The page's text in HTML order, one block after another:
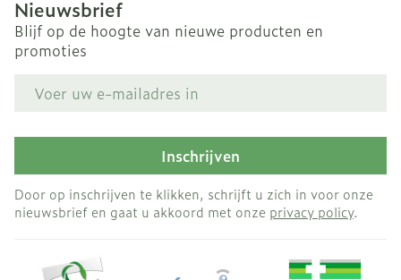
Nieuwsbrief
Blijf op de hoogte van nieuwe producten en
promoties
Inschrijven
Door op inschrijven te klikken, schrijft u zich in voor onze
nieuwsbrief en gaat u akkoord met onze privacy policy.